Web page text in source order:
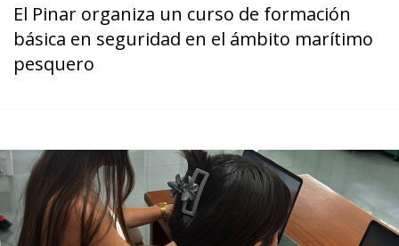
El Pinar organiza un curso de formación
básica en seguridad en el ámbito marítimo
pesquero